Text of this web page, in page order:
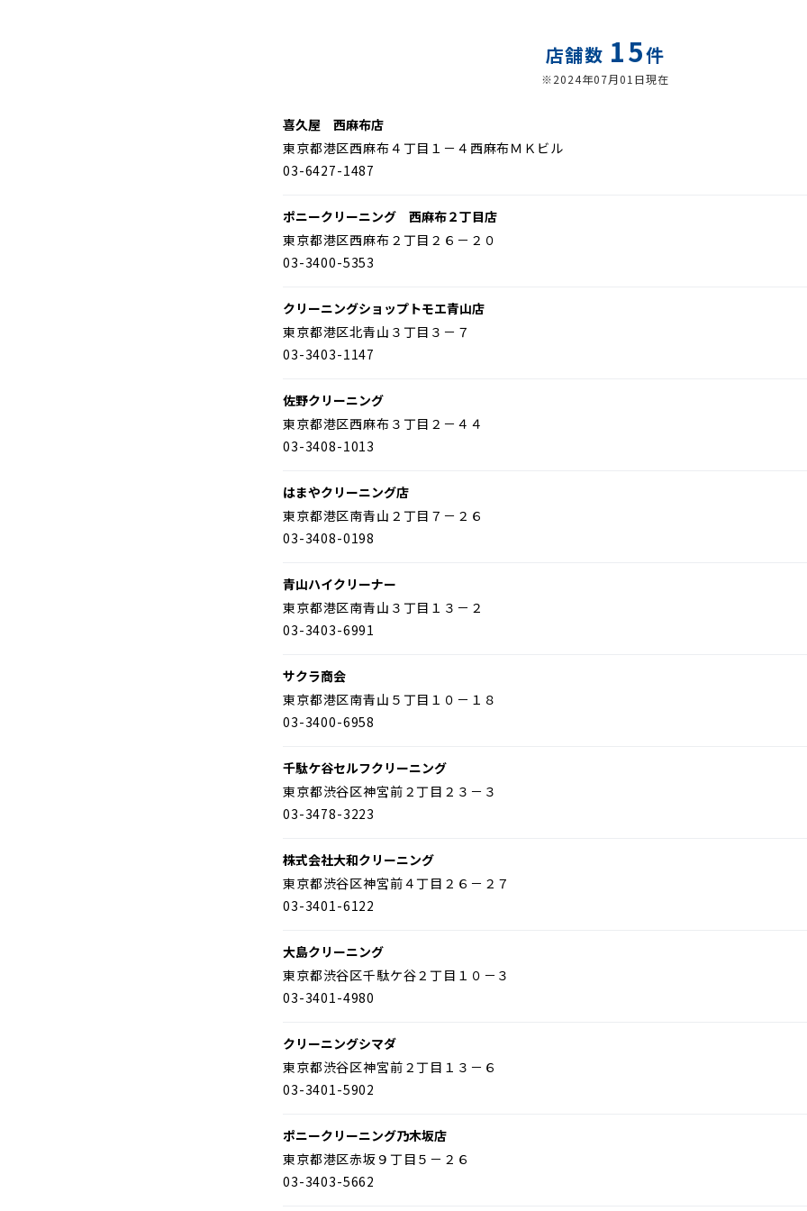
店舗数 15件
※2024年07月01日現在
喜久屋 西麻布店
東京都港区西麻布４丁目１－４西麻布ＭＫビル
03-6427-1487
ポニークリーニング 西麻布２丁目店
東京都港区西麻布２丁目２６－２０
03-3400-5353
クリーニングショップトモエ青山店
東京都港区北青山３丁目３－７
03-3403-1147
佐野クリーニング
東京都港区西麻布３丁目２－４４
03-3408-1013
はまやクリーニング店
東京都港区南青山２丁目７－２６
03-3408-0198
青山ハイクリーナー
東京都港区南青山３丁目１３－２
03-3403-6991
サクラ商会
東京都港区南青山５丁目１０－１８
03-3400-6958
千駄ケ谷セルフクリーニング
東京都渋谷区神宮前２丁目２３－３
03-3478-3223
株式会社大和クリーニング
東京都渋谷区神宮前４丁目２６－２７
03-3401-6122
大島クリーニング
東京都渋谷区千駄ケ谷２丁目１０－３
03-3401-4980
クリーニングシマダ
東京都渋谷区神宮前２丁目１３－６
03-3401-5902
ポニークリーニング乃木坂店
東京都港区赤坂９丁目５－２６
03-3403-5662